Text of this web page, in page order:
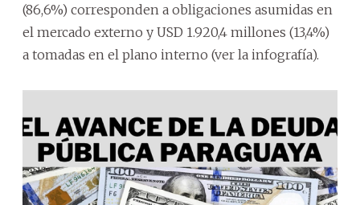
(86,6%) corresponden a obligaciones asumidas en
el mercado externo y USD 1.920,4 millones (13,4%)
a tomadas en el plano interno (ver la infografía).